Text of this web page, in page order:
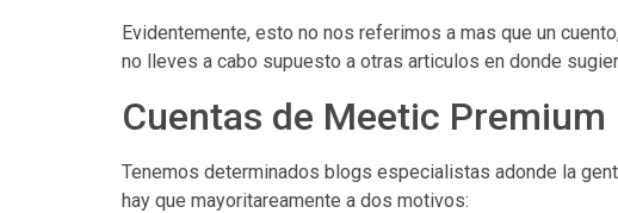
Evidentemente, esto no nos referimos a mas que un
no lleves a cabo supuesto a otras articulos en donde
Cuentas de Meetic
Tenemos determinados blogs especialistas adonde la
hay que mayoritareamente a dos motivos: